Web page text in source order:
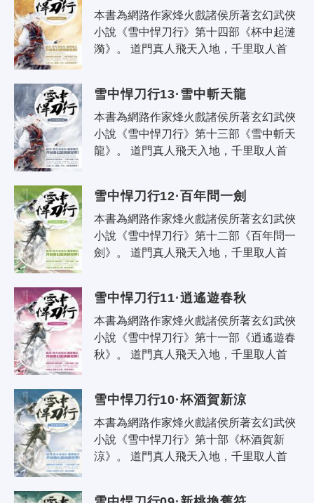
本書為網路作家烽火戲諸侯所著玄幻武俠
小說《雪中悍刀行》第十四部《杯中起漣
漪》。 道門真人飛天入地，千里取人首
雪中悍刀行13·雪中斬天龍
本書為網路作家烽火戲諸侯所著玄幻武俠
小說《雪中悍刀行》第十三部《雪中斬天
龍》。 道門真人飛天入地，千里取人首
雪中悍刀行12·百年問一劍
本書為網路作家烽火戲諸侯所著玄幻武俠
小說《雪中悍刀行》第十二部《百年問一
劍》。 道門真人飛天入地，千里取人首
雪中悍刀行11·逍遙遊春秋
本書為網路作家烽火戲諸侯所著玄幻武俠
小說《雪中悍刀行》第十一部《逍遙遊春
秋》。 道門真人飛天入地，千里取人首
雪中悍刀行10·杯酒賀新涼
本書為網路作家烽火戲諸侯所著玄幻武俠
小說《雪中悍刀行》第十部《杯酒賀新
涼》。 道門真人飛天入地，千里取人首